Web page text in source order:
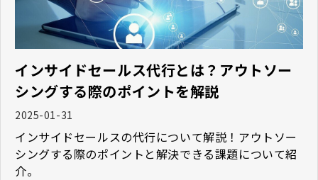
インサイドセールス代行とは？アウトソー
シングする際のポイントを解説
2025-01-31
インサイドセールスの代行について解説！アウトソー
シングする際のポイントと解決できる課題について紹
介。